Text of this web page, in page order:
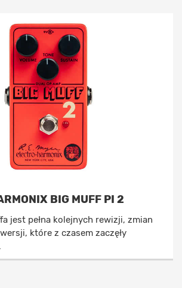
BIG MUFF PI 2
jest pełna kolejnych rewizji, zmian
które z czasem zaczęły